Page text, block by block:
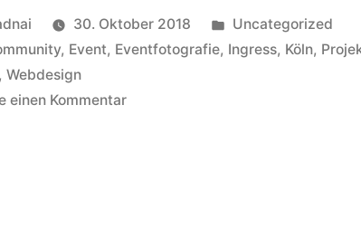
30. Oktober 2018
Veröffentlicht
in
Uncategorized
, Event, Eventfotografie, Ingress, Köln,
,Webdesign
einen Kommentarzu